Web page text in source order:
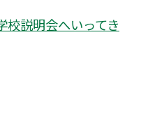
説明会へいってき